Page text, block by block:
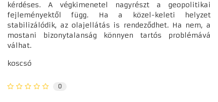
kérdéses. A végkimenetel nagyrészt a geopolitikai
fejleményektől függ. Ha a közel-keleti helyzet
stabilizálódik, az olajellátás is rendeződhet. Ha nem, a
mostani bizonytalanság könnyen tartós problémává
válhat.
koscsó
0